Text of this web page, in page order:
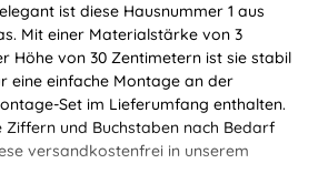
ist diese Hausnummer 1 aus
Mit einer Materialstärke von 3
Höhe von 30 Zentimetern ist sie stabil
eine einfache Montage an der
Set im Lieferumfang enthalten.
Ziffern und Buchstaben nach Bedarf
versandkostenfrei in unserem